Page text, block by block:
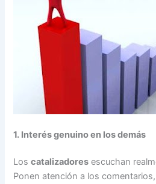
1. Interés genuino en los demás
Loscatalizadores escuchan
Ponen atención a los